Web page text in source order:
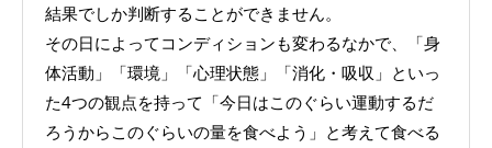
結果でしか判断することができません。
その日によってコンディションも変わるなかで、「身
体活動」「環境」「心理状態」「消化・吸収」といっ
た4つの観点を持って「今日はこのぐらい運動するだ
ろうからこのぐらいの量を食べよう」と考えて食べる